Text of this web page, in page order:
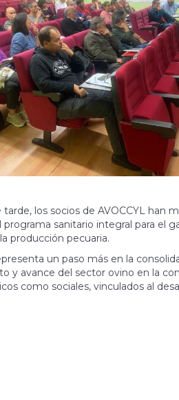
tarde, los socios de AVOCCYL
programa sanitario integral para el
producción pecuaria.
un paso más en la
y avance del sector ovino en la
como sociales, vinculados al